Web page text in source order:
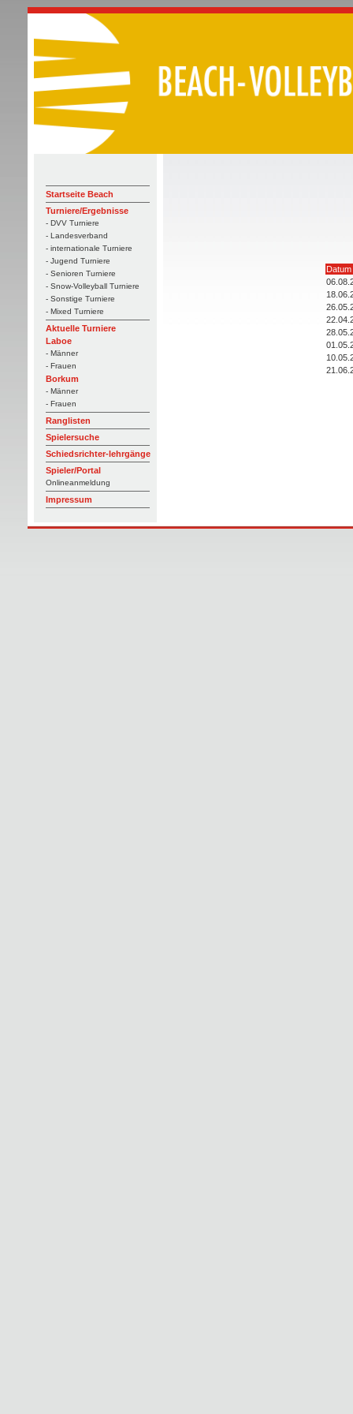
Startseite Beach
Turniere/Ergebnisse
- DVV Turniere
- Landesverband
- internationale Turniere
- Jugend Turniere
- Senioren Turniere
- Snow-Volleyball Turniere
- Sonstige Turniere
- Mixed Turniere
Aktuelle Turniere
Laboe
- Männer
- Frauen
Borkum
- Männer
- Frauen
Ranglisten
Spielersuche
Schiedsrichter-lehrgänge
Spieler/Portal
Onlineanmeldung
Impressum
Datum